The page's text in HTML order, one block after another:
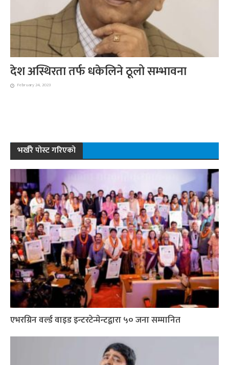
देश अस्थिरता तर्फ धकेलिने ठूलो सम्भावना
February 24, 2023
भर्खरै पोस्ट गरिएको
एभरग्रिन वर्ल्ड वाइड इन्टरटेन्मेन्टद्वारा ५० जना सम्मानित